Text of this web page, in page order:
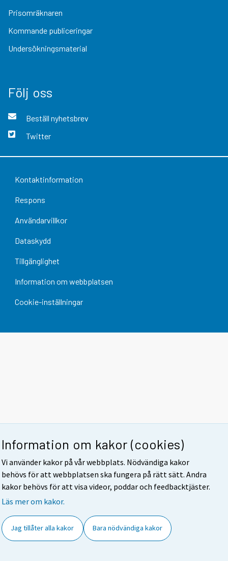
Information om kakor (cookies)
Vi använder kakor på vår webbplats. Nödvändiga kakor
behövs för att webbplatsen ska fungera på rätt sätt. Andra
kakor behövs för att visa videor, poddar och feedbacktjäster.
Läs mer om kakor.
Jag tillåter alla kakor Bara nödvändiga kakor
Prisomräknaren
Kommande publiceringar
Undersökningsmaterial
Följ oss
Beställ nyhetsbrev
Twitter
Kontaktinformation
Respons
Användarvillkor
Dataskydd
Tillgänglighet
Information om webbplatsen
Cookie-inställningar